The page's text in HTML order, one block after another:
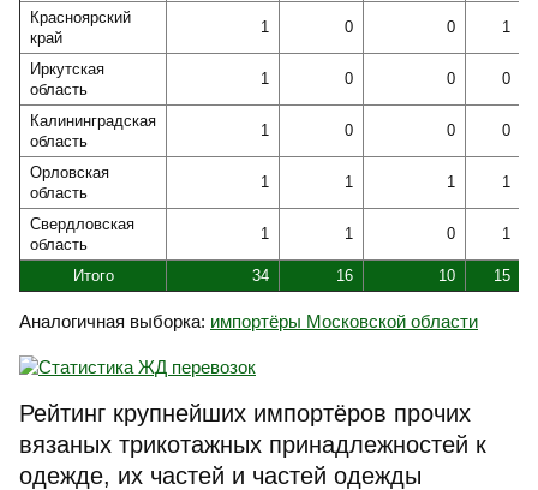
Красноярский
край
1 0 0 1
Иркутская
область
1 0 0 0
Калининградская
область
1 0 0 0
Орловская
область
1 1 1 1
Свердловская
область
1 1 0 1
Итого 34 16 10 15
Аналогичная выборка: импортёры Московской области
Рейтинг крупнейших импортёров прочих
вязаных трикотажных принадлежностей к
одежде, их частей и частей одежды